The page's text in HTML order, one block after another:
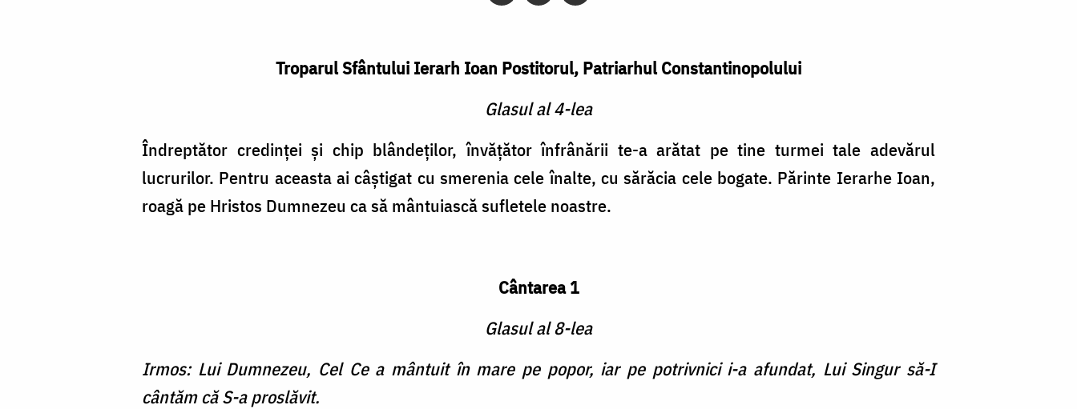
Troparul Sfântului Ierarh Ioan Postitorul, Patriarhul Constantinopolului
Glasul al 4-lea
Îndreptător credinţei şi chip blândeţilor, învăţător înfrânării te-a arătat pe tine turmei tale adevărul
lucrurilor. Pentru aceasta ai câştigat cu smerenia cele înalte, cu sărăcia cele bogate. Părinte Ierarhe Ioan,
roagă pe Hristos Dumnezeu ca să mântuiască sufletele noastre.
Cântarea 1
Glasul al 8-lea
Irmos: Lui Dumnezeu, Cel Ce a mântuit în mare pe popor, iar pe potrivnici i-a afundat, Lui Singur să-I
cântăm că S-a proslăvit.